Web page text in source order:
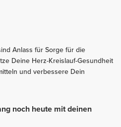
Anlass für Sorge für die
Deine Herz-Kreislauf-Gesundheit
und verbessere Dein
noch heute mit deinen